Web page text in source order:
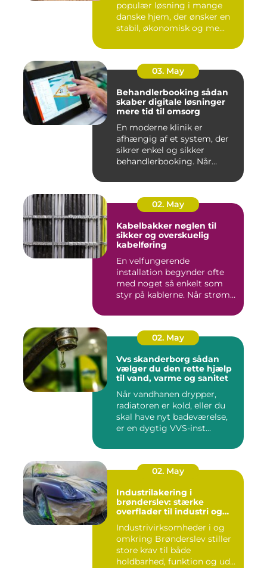
populær løsning i mange
danske hjem, der ønsker en
stabil, økonomisk og me...
03. May
Behandlerbooking sådan
skaber digitale løsninger
mere tid til omsorg
En moderne klinik er
afhængig af et system, der
sikrer enkel og sikker
behandlerbooking. Når
02. May
Kabelbakker nøglen til
sikker og overskuelig
kabelføring
En velfungerende
installation begynder ofte
med noget så enkelt som
styr på kablerne. Når strøm-,
02. May
Vvs skanderborg sådan
vælger du den rette hjælp
til vand, varme og sanitet
Når vandhanen drypper,
radiatoren er kold, eller du
skal have nyt badeværelse,
er en dygtig VVS-inst...
02. May
Industrilakering i
brønderslev: stærke
overflader til industri og
Industrivirksomheder i og
omkring Brønderslev stiller
store krav til både
holdbarhed, funktion og ud...